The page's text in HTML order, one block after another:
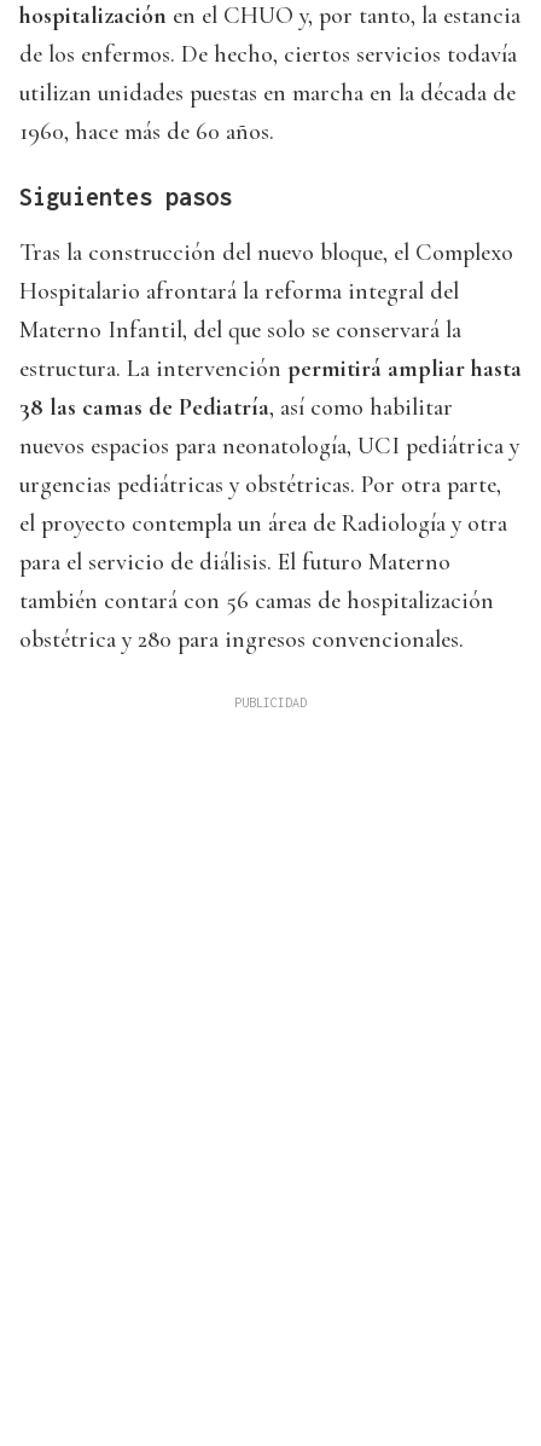
hospitalización en el CHUO y, por tanto, la estancia
de los enfermos. De hecho, ciertos servicios todavía
utilizan unidades puestas en marcha en la década de
1960, hace más de 60 años.
Siguientes pasos
Tras la construcción del nuevo bloque, el Complexo
Hospitalario afrontará la reforma integral del
Materno Infantil, del que solo se conservará la
estructura. La intervención permitirá ampliar hasta
38 las camas de Pediatría, así como habilitar
nuevos espacios para neonatología, UCI pediátrica y
urgencias pediátricas y obstétricas. Por otra parte,
el proyecto contempla un área de Radiología y otra
para el servicio de diálisis. El futuro Materno
también contará con 56 camas de hospitalización
obstétrica y 280 para ingresos convencionales.